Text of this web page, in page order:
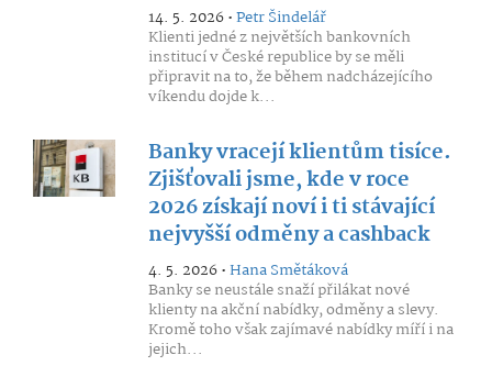
14. 5. 2026 •Petr Šindelář
Klienti jedné z největších bankovních
institucí v České republice by se měli
připravit na to, že během nadcházejícího
víkendu dojde k...
Banky vracejí klientům tisíce.
Zjišťovali jsme, kde v roce
2026 získají noví i ti stávající
nejvyšší odměny a cashback
4. 5. 2026 •Hana Smětáková
Banky se neustále snaží přilákat nové
klienty na akční nabídky, odměny a slevy.
Kromě toho však zajímavé nabídky míří i na
jejich...